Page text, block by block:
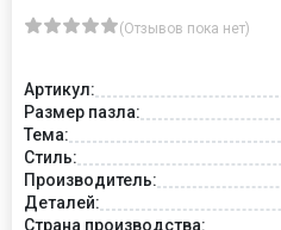
(Отзывов пока нет)
Артикул:
Размер пазла:
Тема:
Стиль:
Производитель:
Деталей:
Страна производства: